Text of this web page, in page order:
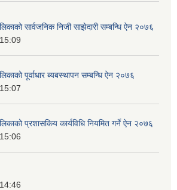
सार्वजनिक निजी साझेदारी सम्बन्धि ऐन २०७६
पूर्वाधार ब्यबस्थापन सम्बन्धि ऐन २०७६
प्रशासकिय कार्यविधि नियमित गर्ने ऐन २०७६